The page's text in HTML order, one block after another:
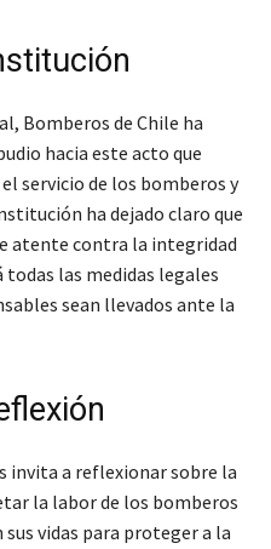
Bomberos de Chile ha
hacia este acto que
servicio de los bomberos y
ha dejado claro que
atente contra la integridad
las medidas legales
sean llevados ante la
invita a reflexionar sobre la
la labor de los bomberos
vidas para proteger a la